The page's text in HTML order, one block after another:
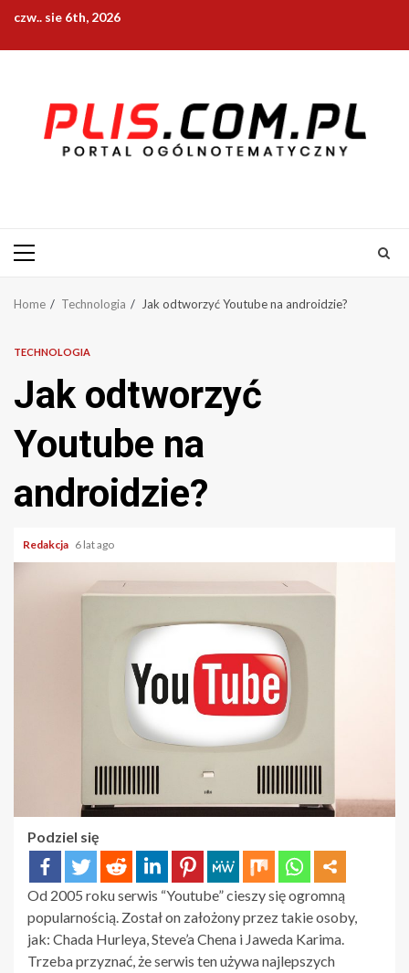
content
czw.. sie 6th, 2026
Primary
Home Technologia Jak odtworzyć Youtube na androidzie?
TECHNOLOGIA
Jak odtworzyć
Youtube na
androidzie?
Redakcja 6 lat ago
Podziel się
Od 2005 roku serwis “Youtube” cieszy się ogromną
popularnością. Został on założony przez takie osoby,
jak: Chada Hurleya, Steve’a Chena i Jaweda Karima.
Trzeba przyznać, że serwis ten używa najlepszych